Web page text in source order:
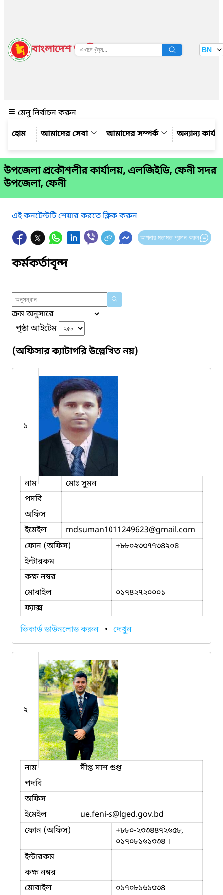
বাংলাদেশ জাতীয় তথ্য বাতায়ন BN
মেনু নির্বাচন করুন
আমাদের সেবা
আমাদের সম্পর্ক অন্যান্য
উপজেলা প্রকৌশলীর কার্যালয়, এলজিইডি, ফেনী সদর
উপজেলা, ফেনী
এই কনটেন্টটি শেয়ার করতে ক্লিক করুন
আপনার মতামত প্রদান করুন
কর্মকর্তাবৃন্দ
ক্রম অনুসারে
পৃষ্ঠা আইটেম
(অফিসার ক্যাটাগরি উল্লেখিত নয়)
১
নাম
মোঃ সুমন
পদবি
অফিস
ইমেইল
mdsuman1011249623@gmail.com
ফোন (অফিস)
+৮৮০২৩৩৭৭৩৪২০৪
ইন্টারকম
কক্ষ নম্বর
মোবাইল
০১৭৪২৭২০০০১
ফ্যাক্স
ভিকার্ড ডাউনলোড করুন • দেখুন
২
নাম
দীপ্ত দাশ গুপ্ত
পদবি
অফিস
ইমেইল
ue.feni-s@lged.gov.bd
ফোন (অফিস)
+৮৮০-২৩৩৪৪৭২৬৫৮,
০১৭০৮১৬১৩৩৪ ।
ইন্টারকম
কক্ষ নম্বর
মোবাইল
০১৭০৮১৬১৩৩৪